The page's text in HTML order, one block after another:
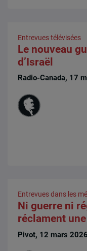
Entrevues télévisées
Le nouveau
d’Israël
Radio-Canada, 17
Entrevues dans les
Ni guerre ni
réclament
Pivot, 12 mars